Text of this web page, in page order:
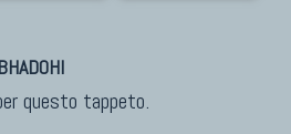
questo tappeto.